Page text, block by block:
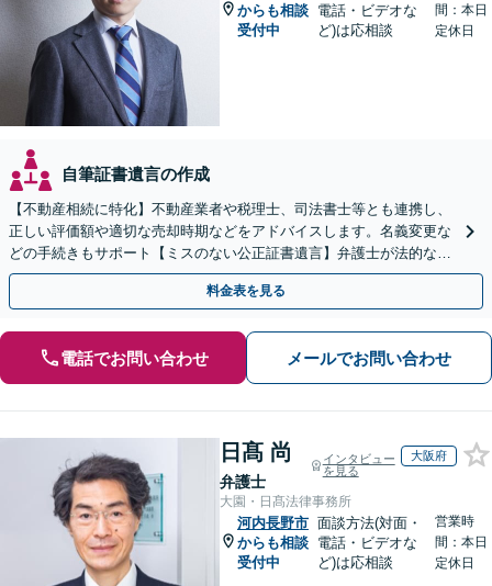
からも相談
受付中
電話・ビデオな
ど)は応相談
間：本日
定休日
自筆証書遺言の作成
【不動産相続に特化】不動産業者や税理士、司法書士等とも連携し、
正しい評価額や適切な売却時期などをアドバイスします。名義変更な
どの手続きもサポート【ミスのない公正証書遺言】弁護士が法的な観
点から遺言書を作成します。
料金表を見る
電話でお問い合わせ メールでお問い合わせ
日髙 尚
弁護士
インタビュー
を見る
大阪府
大園・日髙法律事務所
河内長野市
からも相談
受付中
面談方法(対面・
電話・ビデオな
ど)は応相談
営業時
間：本日
定休日